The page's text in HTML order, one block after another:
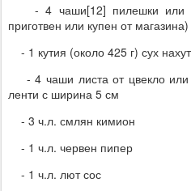
- 4 чаши[12] пилешки или
приготвен или купен от магазина)
- 1 кутия (около 425 г) сух
- 4 чаши листа от цвекло или
ленти с ширина 5 см
- 3 ч.л. смлян кимион
- 1 ч.л. червен пипер
- 1 ч.л. лют сос